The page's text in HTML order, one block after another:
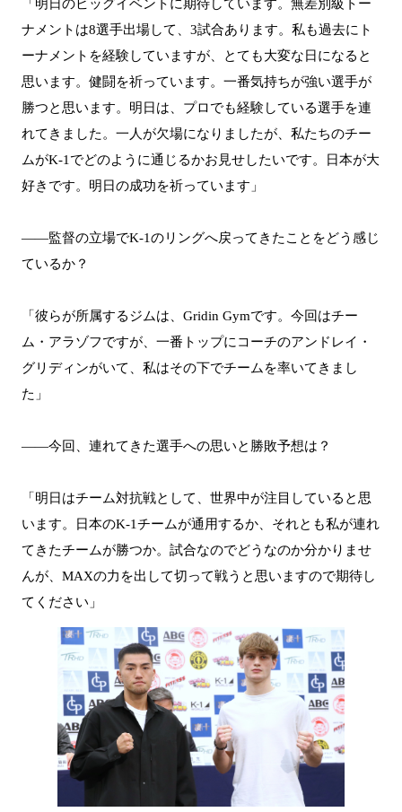
「明日のビッグイベントに期待しています。無差別級トー
ナメントは8選手出場して、3試合あります。私も過去にト
ーナメントを経験していますが、とても大変な日になると
思います。健闘を祈っています。一番気持ちが強い選手が
勝つと思います。明日は、プロでも経験している選手を連
れてきました。一人が欠場になりましたが、私たちのチー
ムがK-1でどのように通じるかお見せしたいです。日本が大
好きです。明日の成功を祈っています」
――監督の立場でK-1のリングへ戻ってきたことをどう感じ
ているか？
「彼らが所属するジムは、Gridin Gymです。今回はチー
ム・アラゾフですが、一番トップにコーチのアンドレイ・
グリディンがいて、私はその下でチームを率いてきまし
た」
――今回、連れてきた選手への思いと勝敗予想は？
「明日はチーム対抗戦として、世界中が注目していると思
います。日本のK-1チームが通用するか、それとも私が連れ
てきたチームが勝つか。試合なのでどうなのか分かりませ
んが、MAXの力を出して切って戦うと思いますので期待し
てください」